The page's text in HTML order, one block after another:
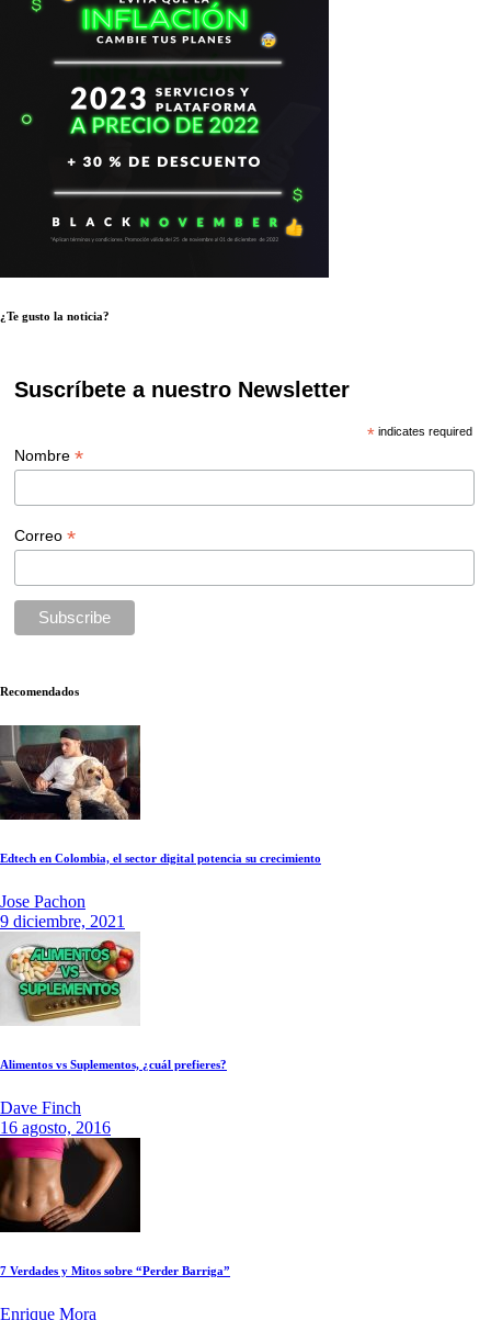
¿Te gusto la noticia?
Suscríbete a nuestro Newsletter
*indicates required
Nombre*
Correo*
Recomendados
Edtech en Colombia, el sector digital potencia su crecimiento
Jose Pachon
9 diciembre, 2021
Alimentos vs Suplementos, ¿cuál prefieres?
Dave Finch
16 agosto, 2016
7 Verdades y Mitos sobre “Perder Barriga”
Enrique Mora